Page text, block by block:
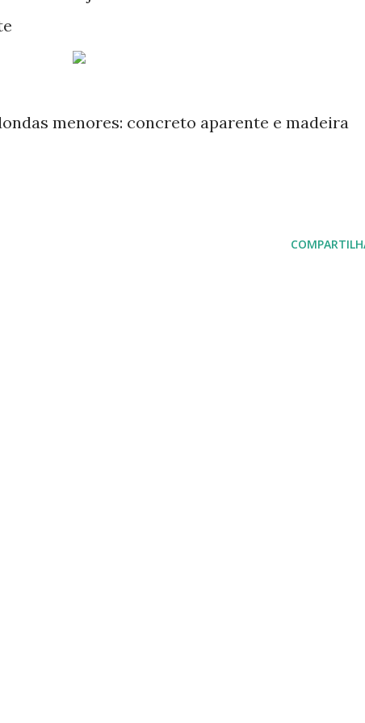
menores: concreto aparente e madeira